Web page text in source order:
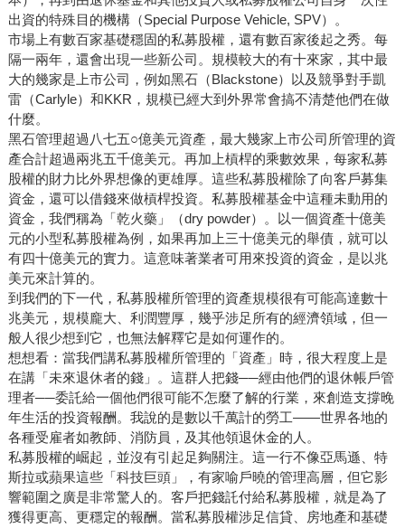
出資的特殊目的機構（Special Purpose Vehicle, SPV）。
市場上有數百家基礎穩固的私募股權，還有數百家後起之秀。每
隔一兩年，還會出現一些新公司。規模較大的有十來家，其中最
大的幾家是上市公司，例如黑石（Blackstone）以及競爭對手凱
雷（Carlyle）和KKR，規模已經大到外界常會搞不清楚他們在做
什麼。
黑石管理超過八七五○億美元資產，最大幾家上市公司所管理的資
產合計超過兩兆五千億美元。再加上槓桿的乘數效果，每家私募
股權的財力比外界想像的更雄厚。這些私募股權除了向客戶募集
資金，還可以借錢來做槓桿投資。私募股權基金中這種未動用的
資金，我們稱為「乾火藥」（dry powder）。以一個資產十億美
元的小型私募股權為例，如果再加上三十億美元的舉債，就可以
有四十億美元的實力。這意味著業者可用來投資的資金，是以兆
美元來計算的。
到我們的下一代，私募股權所管理的資產規模很有可能高達數十
兆美元，規模龐大、利潤豐厚，幾乎涉足所有的經濟領域，但一
般人很少想到它，也無法解釋它是如何運作的。
想想看：當我們講私募股權所管理的「資產」時，很大程度上是
在講「未來退休者的錢」。這群人把錢──經由他們的退休帳戶管
理者──委託給一個他們很可能不怎麼了解的行業，來創造支撐晚
年生活的投資報酬。我說的是數以千萬計的勞工——世界各地的
各種受雇者如教師、消防員，及其他領退休金的人。
私募股權的崛起，並沒有引起足夠關注。這一行不像亞馬遜、特
斯拉或蘋果這些「科技巨頭」，有家喻戶曉的管理高層，但它影
響範圍之廣是非常驚人的。客戶把錢託付給私募股權，就是為了
獲得更高、更穩定的報酬。當私募股權涉足信貸、房地產和基礎